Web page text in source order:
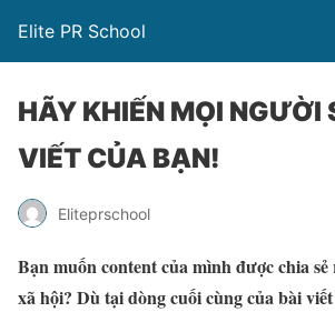
Elite PR School
HÃY KHIẾN MỌI NGƯỜI
VIẾT CỦA BẠN!
Eliteprschool
Bạn muốn content của mình được chia
xã hội? Dù tại dòng cuối cùng của bài